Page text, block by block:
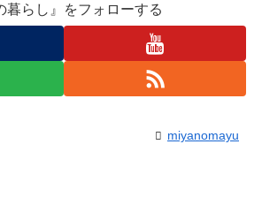
暮らし』をフォローする
miyanomayu